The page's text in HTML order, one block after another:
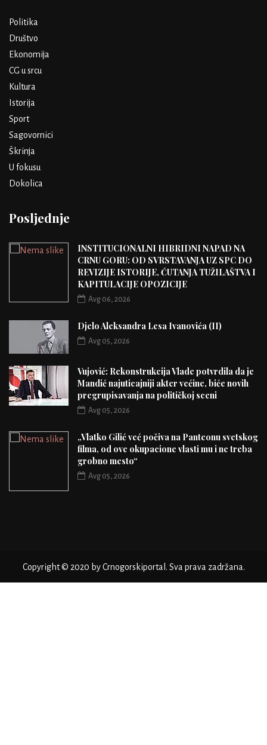
Politika
Društvo
Ekonomija
CG u srcu
Kultura
Istorija
Sport
Sagovornici
Škrinja
U fokusu
Dokolica
Posljednje
INSTITUCIONALNI HIBRIDNI NAPAD NA
CRNU GORU: OD SVRSTAVANJA UZ SPC DO
REVIZIJE ISTORIJE, ĆUTANJA TUŽILAŠTVA I
KAPITULACIJE OPOZICIJE
Avg 06, 2026
Djelo Aleksandra Lesa Ivanovića (II)
Avg 05, 2026
Vujović: Rekonstrukcija Vlade potvrdila da je
Mandić najuticajniji akter većine, biće novih
pregrupisavanja na političkoj sceni
Avg 05, 2026
„Vlatko Gilić već počiva na Panteonu svetskog
filma, od ove okupacione vlasti mu i ne treba
grobno mesto“
Avg 05, 2026
Copyright © 2020 by Crnogorskiportal. Sva prava zadržana.